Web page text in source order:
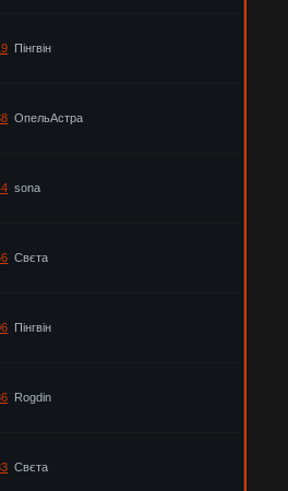
Пінгвін
ОпельАстра
sona
Свєта
Пінгвін
Rogdin
Свєта